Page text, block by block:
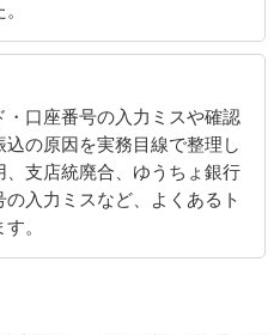
口座番号の入力ミスや確認
の原因を実務目線で整理し
、支店統廃合、ゆうちょ銀行
入力ミスなど、よくあるト
。